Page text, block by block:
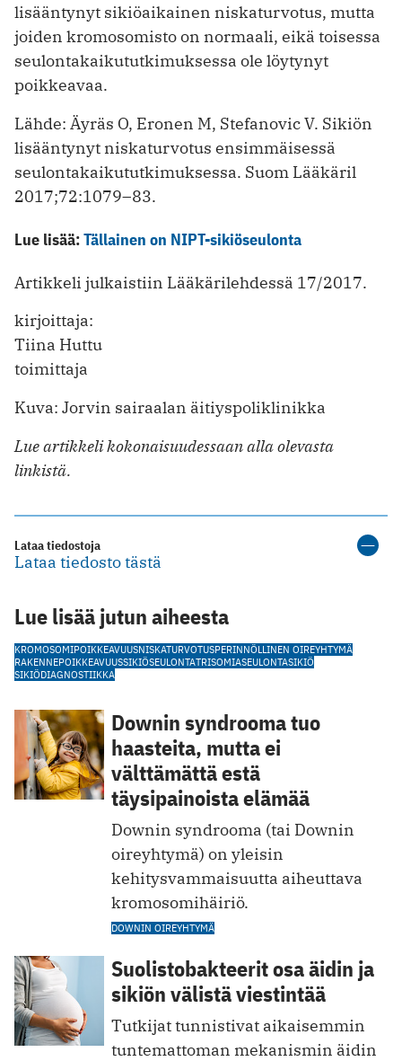
lisääntynyt sikiöaikainen niskaturvotus, mutta
joiden kromosomisto on normaali, eikä toisessa
seulontakaikututkimuksessa ole löytynyt
poikkeavaa.
Lähde: Äyräs O, Eronen M, Stefanovic V. Sikiön
lisääntynyt niskaturvotus ensimmäisessä
seulontakaikututkimuksessa. Suom Lääkäril
2017;72:1079–83.
Lue lisää:Tällainen on NIPT-sikiöseulonta
Artikkeli julkaistiin Lääkärilehdessä 17/2017.
kirjoittaja:
Tiina Huttu
toimittaja
Kuva: Jorvin sairaalan äitiyspoliklinikka
Lue artikkeli kokonaisuudessaan allaolevasta
linkistä.
Lataa tiedostoja
Lataa tiedosto tästä
Lue lisää jutun aiheesta
KROMOSOMIPOIKKEAVUUSNISKATURVOTUSPERINNÖLLINEN OIREYHTYMÄ
RAKENNEPOIKKEAVUUSSIKIÖSEULONTATRISOMIASEULONTASIKIÖ
SIKIÖDIAGNOSTIIKKA
Downin syndrooma tuo
haasteita, mutta ei
välttämättä estä
täysipainoista elämää
Downin syndrooma (tai Downin
oireyhtymä) on yleisin
kehitysvammaisuutta aiheuttava
kromosomihäiriö.
DOWNIN OIREYHTYMÄ
Suolistobakteerit osa äidin ja
sikiön välistä viestintää
Tutkijat tunnistivat aikaisemmin
tuntemattoman mekanismin äidin